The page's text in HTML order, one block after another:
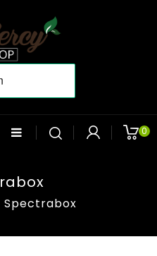
0
Spectrabox